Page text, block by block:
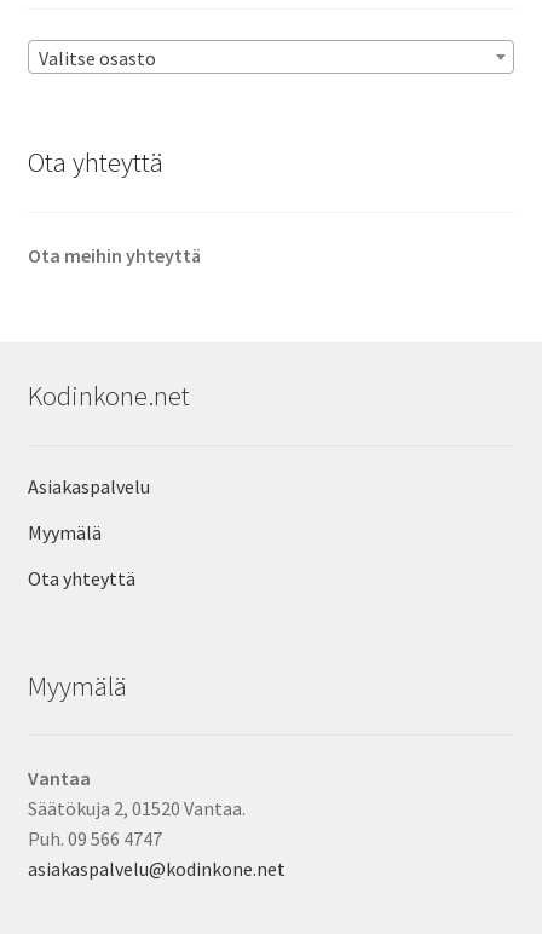
Valitse osasto
Ota yhteyttä
Ota meihin yhteyttä
Kodinkone.net
Asiakaspalvelu
Myymälä
Ota yhteyttä
Myymälä
Vantaa
Säätökuja 2, 01520 Vantaa.
Puh. 09 566 4747
asiakaspalvelu@kodinkone.net